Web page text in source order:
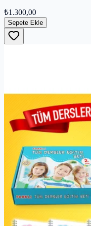
₺1.300,00
Sepete Ekle